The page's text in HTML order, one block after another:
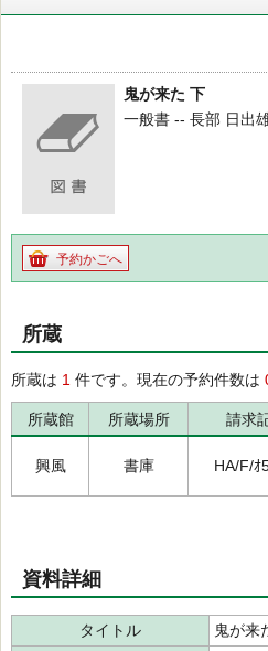
鬼が来た 下
一般書 -- 長部 日出
予約かごへ
所蔵
所蔵は 1 件です。現在の予約件数は
所蔵館 所蔵場所 請求
興風 書庫 HA/F/ｵ
資料詳細
タイトル
鬼が来